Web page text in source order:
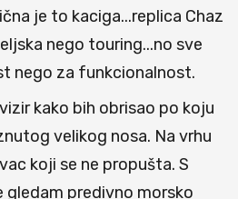
je to kaciga...replica Chaz
nego touring...no sve
nego za funkcionalnost.
kako bih obrisao po koju
velikog nosa. Na vrhu
koji se ne propušta. S
gledam predivno morsko